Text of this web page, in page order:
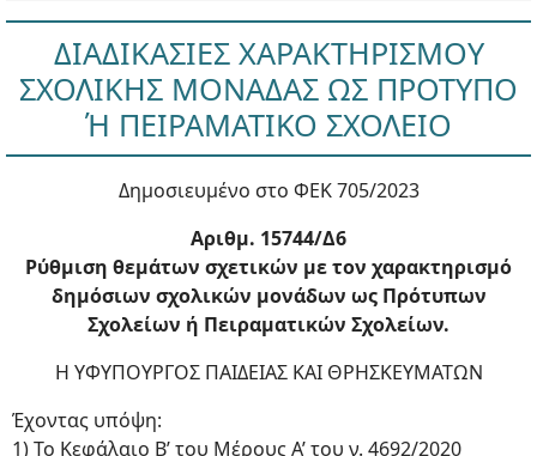
ΔΙΑΔΙΚΑΣΙΕΣ ΧΑΡΑΚΤΗΡΙΣΜΟΥ
ΣΧΟΛΙΚΗΣ ΜΟΝΑΔΑΣ ΩΣ ΠΡΟΤΥΠΟ
Ή ΠΕΙΡΑΜΑΤΙΚΟ ΣΧΟΛΕΙΟ
Δημοσιευμένο στο ΦΕΚ 705/2023
Αριθμ. 15744/Δ6
Ρύθμιση θεμάτων σχετικών με τον χαρακτηρισμό
δημόσιων σχολικών μονάδων ως Πρότυπων
Σχολείων ή Πειραματικών Σχολείων.
Η ΥΦΥΠΟΥΡΓΟΣ ΠΑΙΔΕΙΑΣ ΚΑΙ ΘΡΗΣΚΕΥΜΑΤΩΝ
Έχοντας υπόψη:
1) Το Κεφάλαιο Β’ του Μέρους Α’ του ν. 4692/2020